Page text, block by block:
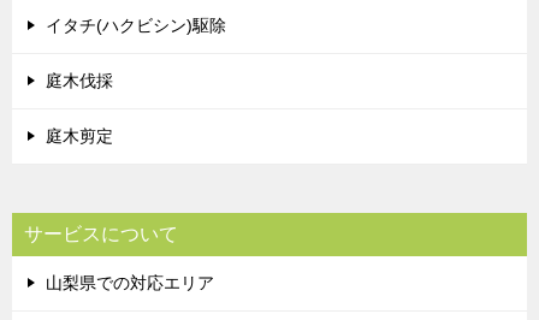
イタチ(ハクビシン)駆除
庭木伐採
庭木剪定
サービスについて
山梨県での対応エリア